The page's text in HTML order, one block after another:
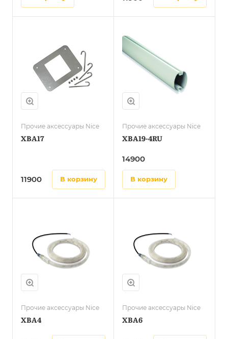
Прочие аксессуары Nice
XBA17
11900 в корзину
Прочие аксессуары Nice
XBA19-4RU
14900
в корзину
Прочие аксессуары Nice
XBA4
Прочие аксессуары Nice
XBA6